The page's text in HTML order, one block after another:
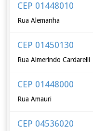
CEP 01448010
Rua Alemanha
CEP 01450130
Rua Almerindo Cardarelli
CEP 01448000
Rua Amauri
CEP 04536020